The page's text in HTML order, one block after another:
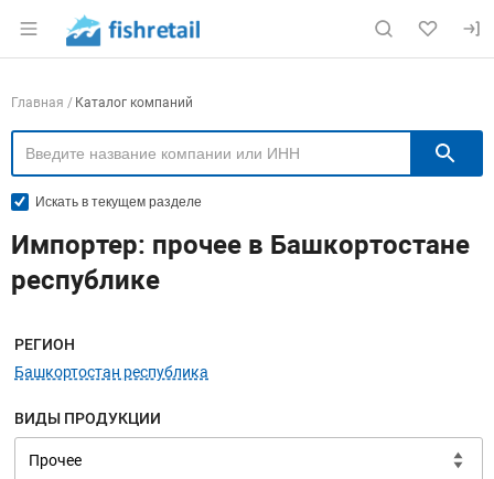
Раздел навигации по сайту fishretail.ru
Навигация по компаниям
Главная Каталог компаний
Искать в текущем разделе
Импортер: прочее в Башкортостане
республике
Меню навигации
РЕГИОН
Башкортостан республика
ВИДЫ ПРОДУКЦИИ